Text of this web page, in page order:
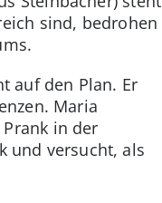
sind, bedrohen
auf den Plan. Er
Maria
in der
und versucht, als